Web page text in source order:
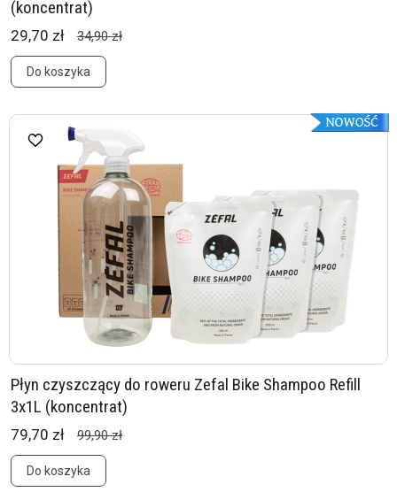
(koncentrat)
29,70 zł 34,90 zł
Do koszyka
Płyn czyszczący do roweru Zefal Bike Shampoo Refill
3x1L (koncentrat)
79,70 zł 99,90 zł
Do koszyka